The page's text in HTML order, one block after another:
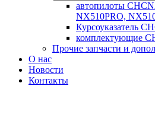
автопилоты
NX510PRO,
Курсоуказатель
комплектующие
Прочие запчасти и
О нас
Новости
Контакты